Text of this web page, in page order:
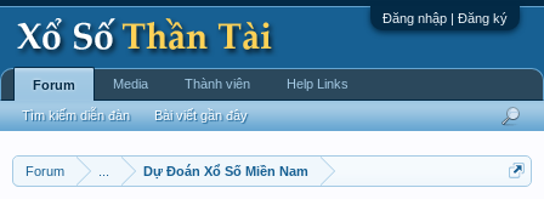
Đăng nhập | Đăng ký
Forum Dự Đoán Xổ Số Miền Nam
Forum
Tìm kiếm diễn đàn Bài viết gần đây
Media Thành viên Help Links